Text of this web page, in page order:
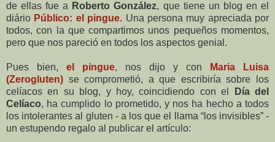
de ellas fue a Roberto González, que tiene un blog en el
diário Público: el pingue. Una persona muy apreciada por
todos, con la que compartimos unos pequeños momentos,
pero que nos pareció en todos los aspectos genial.
Pues bien, el pingue, nos dijo y con
Maria Luisa
(Zerogluten) se comprometió, a que escribiría sobre los
celíacos en su blog, y hoy, coincidiendo con el
Día del
Celíaco, ha cumplido lo prometido, y nos ha hecho a todos
los intolerantes al gluten - a los que el llama “los invisibles” -
un estupendo regalo al publicar el artículo: